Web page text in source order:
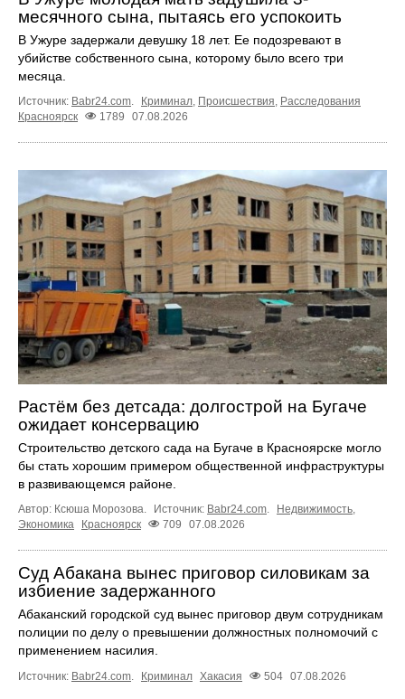
месячного сына, пытаясь его успокоить
В Ужуре задержали девушку 18 лет. Ее подозревают в
убийстве собственного сына, которому было всего три
месяца.
Источник: Babr24.com. Криминал, Происшествия, Расследования
Красноярск
1789 07.08.2026
Растём без детсада: долгострой на Бугаче
ожидает консервацию
Строительство детского сада на Бугаче в Красноярске могло
бы стать хорошим примером общественной инфраструктуры
в развивающемся районе.
Автор: Ксюша Морозова. Источник: Babr24.com Недвижимость
Экономика
Красноярск 709 07.08.2026
Суд Абакана вынес приговор силовикам за
избиение задержанного
Абаканский городской суд вынес приговор двум сотрудникам
полиции по делу о превышении должностных полномочий с
применением насилия.
Источник: Babr24.com. Криминал Хакасия 504 07.08.2026